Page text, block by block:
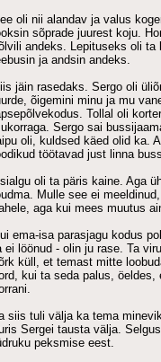
oli nii alandav ja valus
sõprade juurest koju.
andeks. Lepituseks oli ta
ja andsin andeks.
jäin rasedaks. Sergo oli
õigemini minu ja mu
Tollal oli
Sergo sai
oli, kuldsed käed olid ka.
töötavad just linna
oli ta päris kaine. Aga
Mulle see ei
aga kui mees muutus
ema-isa parasjagu kodus
ei löönud - olin ju rase. Ta
küll, et temast mitte
kui ta seda palus,
siis tuli välja ka tema
Sergei tausta välja.
peksmise eest.